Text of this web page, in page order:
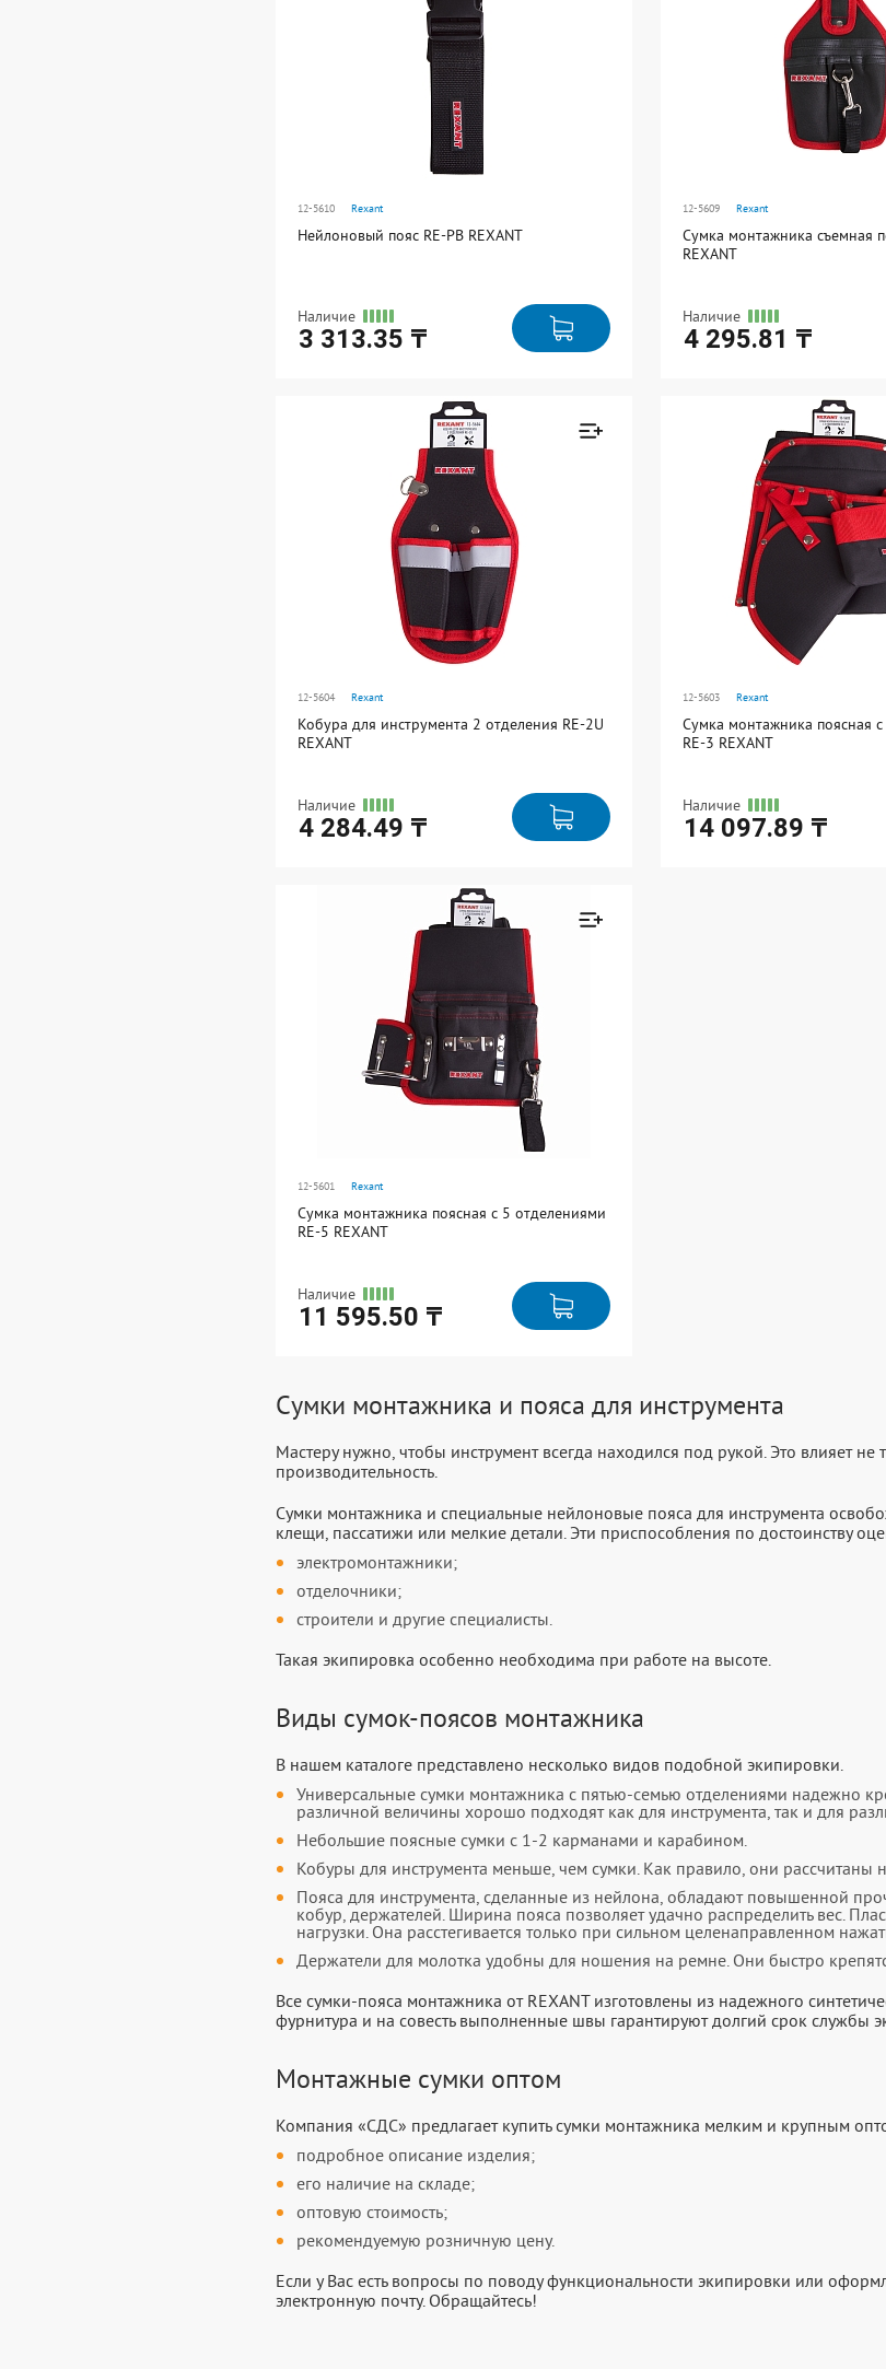
сравнению
Перейти
12-5610 Rexant
Нейлоновый пояс RE-PB REXANT
Наличие
3 313.35 ₸
12-5609 Rexant
Сумка монтажника съемная
REXANT
Наличие
4 295.81 ₸
Товар добавлен к
сравнению
Перейти
12-5604 Rexant
Кобура для инструмента 2 отделения RE-2U
REXANT
Наличие
4 284.49 ₸
12-5603 Rexant
Сумка монтажника поясная
RE-3 REXANT
Наличие
14 097.89 ₸
Товар добавлен к
сравнению
Перейти
12-5601 Rexant
Сумка монтажника поясная с 5 отделениями
RE-5 REXANT
Наличие
11 595.50 ₸
Сумки монтажника и пояса для инструмента
Мастеру нужно, чтобы инструмент всегда находился под рукой. Это влияет
производительность.
Сумки монтажника и специальные нейлоновые пояса для инструмента
клещи, пассатижи или мелкие детали. Эти приспособления по достоинству
электромонтажники;
отделочники;
строители и другие специалисты.
Такая экипировка особенно необходима при работе на высоте.
Виды сумок-поясов монтажника
В нашем каталоге представлено несколько видов подобной экипировки.
Универсальные сумки монтажника с пятью-семью отделениями надежно
различной величины хорошо подходят как для инструмента, так и для
Небольшие поясные сумки с 1-2 карманами и карабином.
Кобуры для инструмента меньше, чем сумки. Как правило, они рассчитаны
Пояса для инструмента, сделанные из нейлона, обладают повышенной
кобур, держателей. Ширина пояса позволяет удачно распределить вес.
нагрузки. Она расстегивается только при сильном целенаправленном
Держатели для молотка удобны для ношения на ремне. Они быстро
Все сумки-пояса монтажника от REXANT изготовлены из надежного
фурнитура и на совесть выполненные швы гарантируют долгий срок службы
Монтажные сумки оптом
Компания «СДС» предлагает купить сумки монтажника мелким и крупным
подробное описание изделия;
его наличие на складе;
оптовую стоимость;
рекомендуемую розничную цену.
Если у Вас есть вопросы по поводу функциональности экипировки или
электронную почту. Обращайтесь!